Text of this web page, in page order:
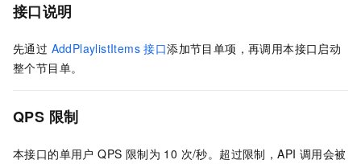
接口说明
先通过 AddPlaylistItems 接口添加节目单项，再调用本接口启动
整个节目单。
QPS 限制
本接口的单用户 QPS 限制为 10 次/秒。超过限制，API 调用会被